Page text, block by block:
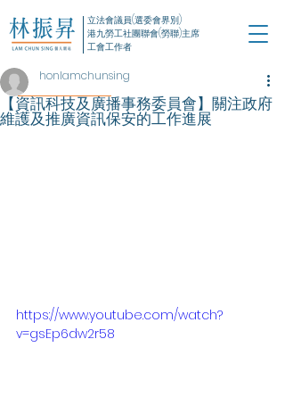
立法會議員(選委會界別)
港九勞工社團聯會(勞聯)主席
工會工作者
【資訊科技及廣播事務委員會】關注政府
維護及推廣資訊保安的工作進展
honlamchunsing
https://www.youtube.com/watch?
v=gsEp6dw2r58